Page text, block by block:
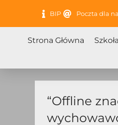
BIP Poczta dla
Strona Główna Szkoła
“Offline